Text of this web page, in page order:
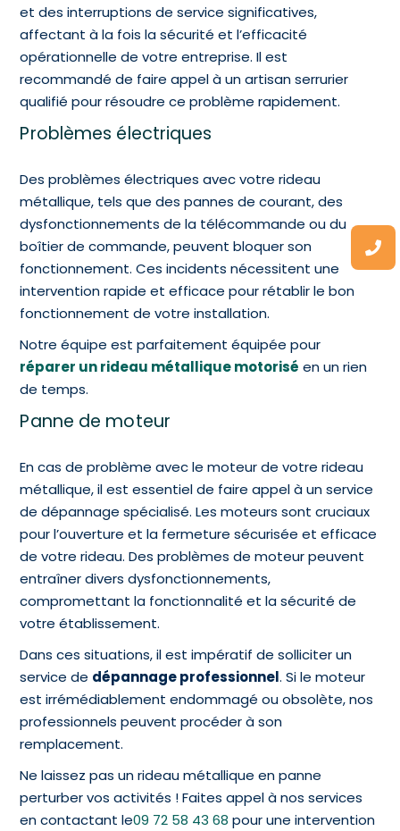
et des interruptions de service significatives,
affectant à la fois la sécurité et l’efficacité
opérationnelle de votre entreprise. Il est
recommandé de faire appel à un artisan serrurier
qualifié pour résoudre ce problème rapidement.
Problèmes électriques
Des problèmes électriques avec votre rideau
métallique, tels que des pannes de courant, des
dysfonctionnements de la télécommande ou du
boîtier de commande, peuvent bloquer son
fonctionnement. Ces incidents nécessitent une
intervention rapide et efficace pour rétablir le bon
fonctionnement de votre installation.
Notre équipe est parfaitement équipée pour
réparer un rideau métallique motorisé en un rien
de temps.
Panne de moteur
En cas de problème avec le moteur de votre rideau
métallique, il est essentiel de faire appel à un service
de dépannage spécialisé. Les moteurs sont cruciaux
pour l’ouverture et la fermeture sécurisée et efficace
de votre rideau. Des problèmes de moteur peuvent
entraîner divers dysfonctionnements,
compromettant la fonctionnalité et la sécurité de
votre établissement.
Dans ces situations, il est impératif de solliciter un
service de dépannage professionnel. Si le moteur
est irrémédiablement endommagé ou obsolète, nos
professionnels peuvent procéder à son
remplacement.
Ne laissez pas un rideau métallique en panne
perturber vos activités ! Faites appel à nos services
en contactant le09 72 58 43 68 pour une intervention